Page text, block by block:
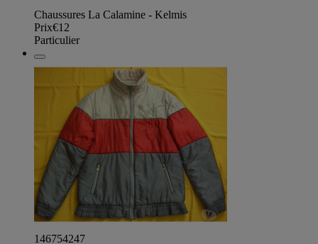
Chaussures La Calamine - Kelmis
Prix€12
Particulier
146754247